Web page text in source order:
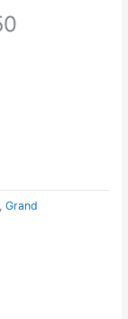
,Grand